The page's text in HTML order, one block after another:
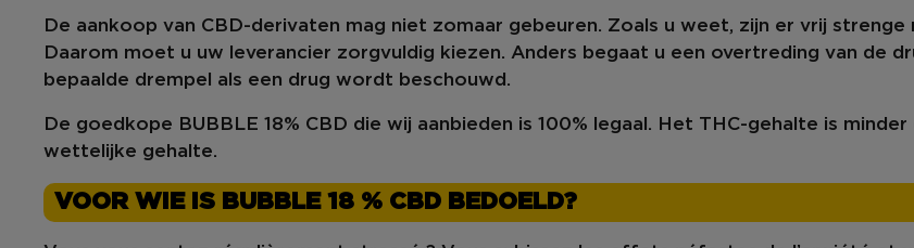
De aankoop van CBD-derivaten mag niet zomaar gebeuren. Zoals u weet, zijn er vrij
Daarom moet u uw leverancier zorgvuldig kiezen. Anders begaat u een overtreding van de
bepaalde drempel als een drug wordt beschouwd.
De goedkope BUBBLE 18% CBD die wij aanbieden is 100% legaal. Het THC-gehalte is
wettelijke gehalte.
VOOR WIE IS BUBBLE 18 % CBD BEDOELD?